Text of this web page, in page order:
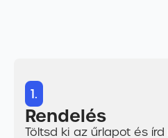
1.
Rendelés
Töltsd ki az űrlapot és